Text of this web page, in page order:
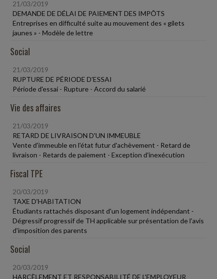
21/03/2019
DEMANDE DE DÉLAI DE PAIEMENT DES IMPÔTS
Entreprises en difficulté suite au mouvement des « gilets
jaunes » - Modèle de lettre
Social
21/03/2019
RUPTURE DE PÉRIODE D'ESSAI
Période d'essai - Rupture - Accord du salarié
Vie des affaires
21/03/2019
RETARD DE LIVRAISON D'UN IMMEUBLE
Vente d'immeuble en l'état futur d'achèvement - Retard de
livraison - Retards de paiement - Exception d'inexécution
Fiscal TPE
20/03/2019
TAXE D'HABITATION
Étudiants rattachés disposant d'un logement indépendant -
Dégressif progressif de TH applicable sur présentation de l'avis
d'imposition des parents
Social
20/03/2019
HARCÈLEMENT ET RESPONSABILITÉ DE L'EMPLOYEUR